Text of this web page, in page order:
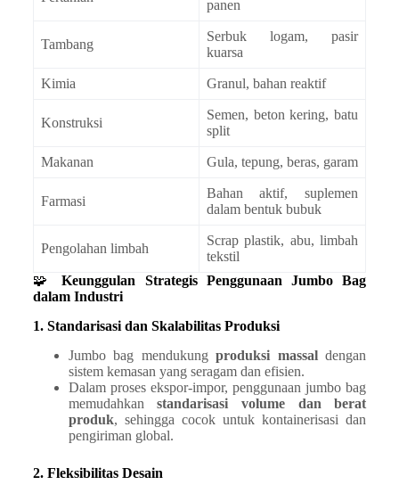
panen
Tambang
Serbuk logam, pasir
kuarsa
Kimia Granul, bahan reaktif
Konstruksi
Semen, beton kering, batu
split
Makanan Gula, tepung, beras, garam
Farmasi
Bahan aktif, suplemen
dalam bentuk bubuk
Pengolahan limbah
Scrap plastik, abu, limbah
tekstil
🧩Keunggulan Strategis Penggunaan Jumbo Bag
dalam Industri
1. Standarisasi dan Skalabilitas Produksi
Jumbo bag mendukungproduksi massaldengan
sistem kemasan yang seragam dan efisien.
Dalam proses ekspor-impor, penggunaan jumbo bag
memudahkanstandarisasi volume dan berat
produk, sehingga cocok untuk kontainerisasi dan
pengiriman global.
2. Fleksibilitas Desain